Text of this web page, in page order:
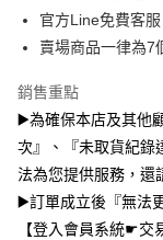
成交易。
3.實際核准額度、可分
消。如遇「轉專審核」
法說明評估內容。
【繳款方式說明】
1.分期款項不併入電信
醒簡訊。
2.透過簡訊連結打開帳
帳／街口支付／iPASS
【關於「AFTEE先享
便利好安心！
２．便利：只要手機號
３．安心：先確認商品
【「AFTEE先享後付」
１．於結帳方式選擇「
結帳頁面，進行簡訊
２．訂單成立數日內
３．收到繳費通知簡訊
ATM付款
運送方式
全家取貨付款
每筆NT$70，滿
付款後全家取貨
每筆NT$70，滿
官方Line免費客
賣場商品一律為7
銷售重點
▶️為確保本店及其他
次』、『未取貨紀錄
法為您提供服務，還
▶️訂單成立後『無法
【登入會員系統☛交